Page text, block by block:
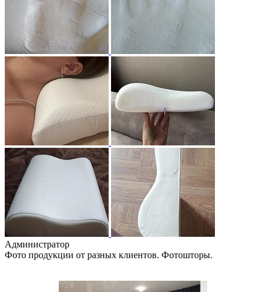
Администратор
Фото продукции от разных клиентов. Фотошторы.